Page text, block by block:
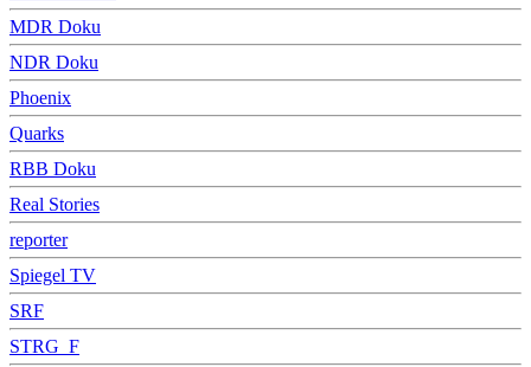
MDR Doku
NDR Doku
Phoenix
Quarks
RBB Doku
Real Stories
reporter
Spiegel TV
SRF
STRG_F